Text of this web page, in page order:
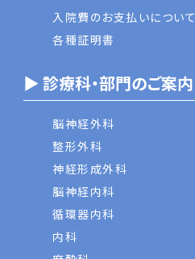
入院費のお支払いについて
各種証明書
▶ 診療科・部門のご案内
脳神経外科
整形外科
神経形成外科
脳神経内科
循環器内科
内科